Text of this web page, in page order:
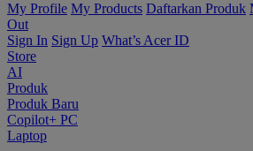
My Profile My Products Daftarkan Produk
Out
Sign In Sign Up What’s Acer ID
Store
AI
Produk
Produk Baru
Copilot+ PC
Laptop